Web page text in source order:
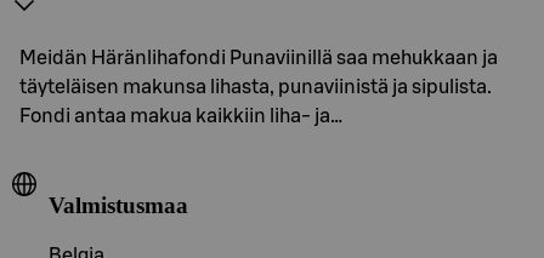
Meidän Häränlihafondi Punaviinillä saa mehukkaan ja
täyteläisen makunsa lihasta, punaviinistä ja sipulista.
Fondi antaa makua kaikkiin liha- ja…
Valmistusmaa